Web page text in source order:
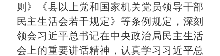
则》《县以上党和国家机关党员领导干部
民主生活会若干规定》等条例规定，深刻
领会习近平总书记在中央政治局民主生活
会上的重要讲话精神，认真学习习近平总